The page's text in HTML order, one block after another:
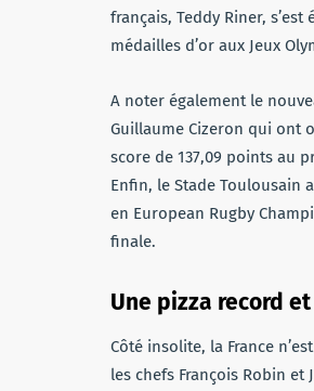
français, Teddy Riner,
médailles d’or aux Jeux
A noter également le
Guillaume Cizeron qui ont
score de 137,09 points au
Enfin, le Stade Toulousain
en European Rugby
finale.
Une pizza record
Côté insolite, la France
les chefs François Robin